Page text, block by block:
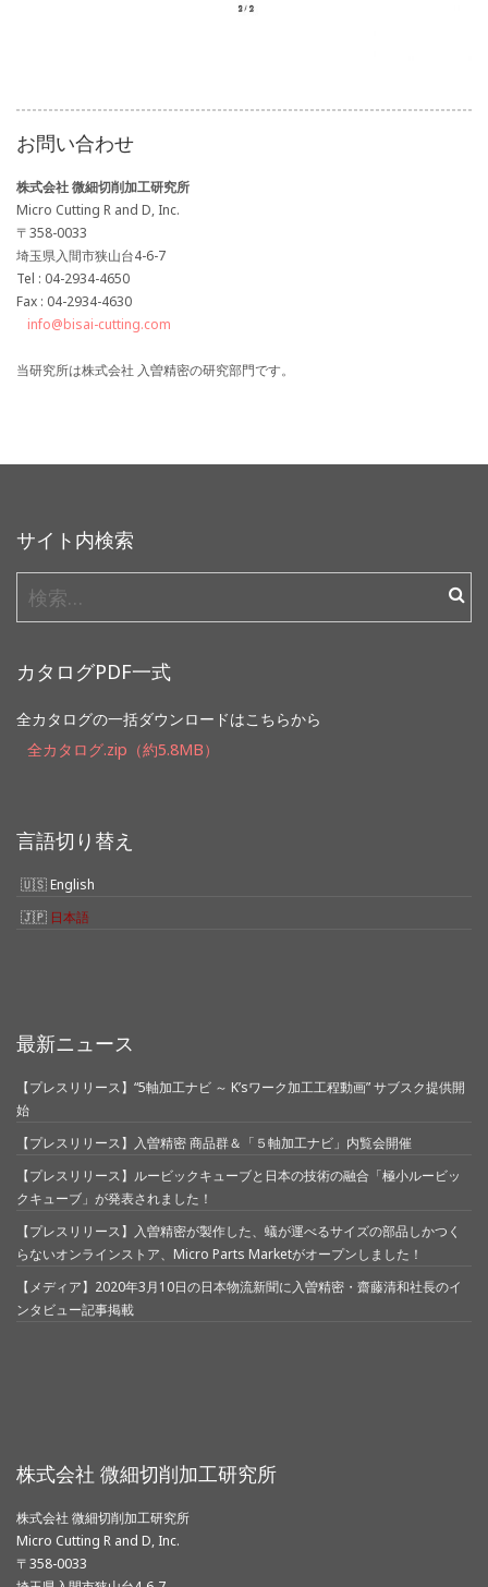
お問い合わせ
株式会社 微細切削加工研究所
Micro Cutting R and D, Inc.
〒358-0033
埼玉県入間市狭山台4-6-7
Tel : 04-2934-4650
Fax : 04-2934-4630
info@bisai-cutting.com
当研究所は株式会社 入曽精密の研究部門です。
サイト内検索
検
索:
カタログPDF一式
全カタログの一括ダウンロードはこちらから
全カタログ.zip（約5.8MB）
言語切り替え
English
日本語
最新ニュース
【プレスリリース】“5軸加工ナビ ～ K’sワーク加工工程動画” サブスク提供開
始
【プレスリリース】入曽精密 商品群＆「５軸加工ナビ」内覧会開催
【プレスリリース】ルービックキューブと日本の技術の融合「極小ルービッ
クキューブ」が発表されました！
【プレスリリース】入曽精密が製作した、蟻が運べるサイズの部品しかつく
らないオンラインストア、Micro Parts Marketがオープンしました！
【メディア】2020年3月10日の日本物流新聞に入曽精密・齋藤清和社長のイ
ンタビュー記事掲載
株式会社 微細切削加工研究所
株式会社 微細切削加工研究所
Micro Cutting R and D, Inc.
〒358-0033